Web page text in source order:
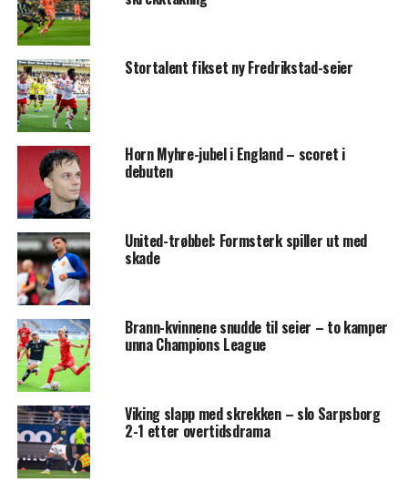
Stortalent fikset ny Fredrikstad-seier
Horn Myhre-jubel i England – scoret i
debuten
United-trøbbel: Formsterk spiller ut med
skade
Brann-kvinnene snudde til seier – to kamper
unna Champions League
Viking slapp med skrekken – slo Sarpsborg
2-1 etter overtidsdrama